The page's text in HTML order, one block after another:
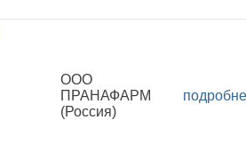
ООО
ПРАНАФАРМ
(Россия)